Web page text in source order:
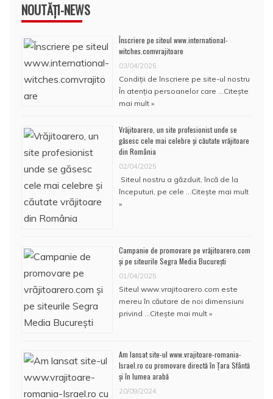
NOUTĂȚI-NEWS
Înscriere pe siteul www.international-
witches.comvrajitoare
03/04/2025
Condiţii de înscriere pe site-ul nostru
În atenţia persoanelor care …Citește
mai mult »
Vrăjitoarero, un site profesionist unde se
găsesc cele mai celebre și căutate vrăjitoare
din România
02/04/2025
Siteul nostru a găzduit, încă de la
începuturi, pe cele …Citește mai mult
»
Campanie de promovare pe vrăjitoarero.com
și pe siteurile Segra Media București
01/04/2025
Siteul www.vrajitoarero.com este
mereu în căutare de noi dimensiuni
privind …Citește mai mult »
Am lansat site-ul www.vrajitoare-romania-
Israel.ro cu promovare directă în Țara Sfântă
și în lumea arabă
20/09/2024